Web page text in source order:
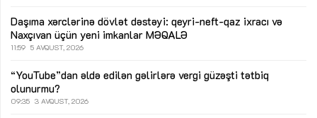
Daşıma xərclərinə dövlət dəstəyi: qeyri-neft-qaz ixracı və
Naxçıvan üçün yeni imkanlar MƏQALƏ
11:59 5 AVQUST, 2026
“YouTube”dan əldə edilən gəlirlərə vergi güzəşti tətbiq
olunurmu?
09:35 3 AVQUST, 2026